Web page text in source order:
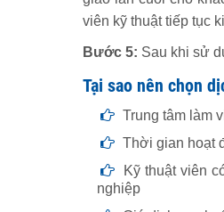
viên kỹ thuật tiếp tục
Bước 5: Sau khi sử
Tại sao nên chọn
Trung tâm làm
Thời gian hoạt
Kỹ thuật viên
nghiệp